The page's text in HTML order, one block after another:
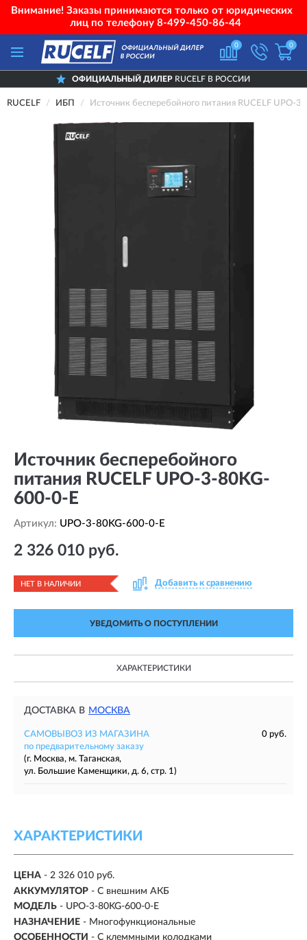
Внимание! Заказы принимаются только от юридических
лиц по телефону 8-499-450-86-44
0 0
ОФИЦИАЛЬНЫЙ ДИЛЕРRUCELF В РОССИИ
RUCELF ИБП Источник бесперебойного питания RUCELF UPO-
Источник бесперебойного
питания RUCELF UPO-3-80KG-
600-0-E
Артикул: UPO-3-80KG-600-0-E
2 326 010 руб.
НЕТ В НАЛИЧИИ Добавить к сравнению
УВЕДОМИТЬ О ПОСТУПЛЕНИИ
ХАРАКТЕРИСТИКИ
ДОСТАВКА В МОСКВА
САМОВЫВОЗ ИЗ МАГАЗИНА
0 руб.
по предварительному заказу
(г. Москва, м. Таганская,
ул. Большие Каменщики, д. 6, стр. 1)
ХАРАКТЕРИСТИКИ
ЦЕНА - 2 326 010 руб.
АККУМУЛЯТОР - С внешним АКБ
МОДЕЛЬ - UPO-3-80KG-600-0-E
НАЗНАЧЕНИЕ - Многофункциональные
ОСОБЕННОСТИ - С клеммными колодками